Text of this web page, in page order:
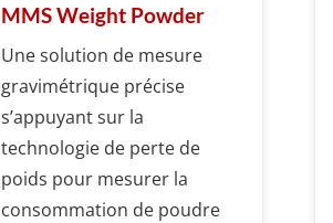
MMS Weight Powder
Une solution de mesure
gravimétrique précise
s’appuyant sur la
technologie de perte de
poids pour mesurer la
consommation de poudre